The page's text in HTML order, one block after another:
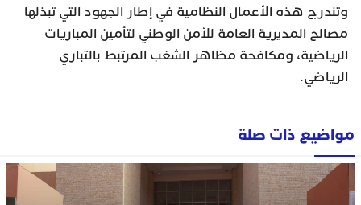
وتندرج هذه الأعمال النظامية في إطار الجهود التي تبذلها
مصالح المديرية العامة للأمن الوطني لتأمين المباريات
الرياضية، ومكافحة مظاهر الشغب المرتبط بالتباري
الرياضي.
مواضيع ذات صلة